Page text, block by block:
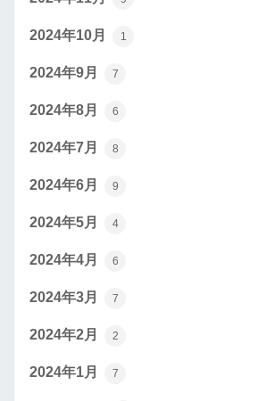
2024年10月 1
2024年9月 7
2024年8月 6
2024年7月 8
2024年6月 9
2024年5月 4
2024年4月 6
2024年3月 7
2024年2月 2
2024年1月 7